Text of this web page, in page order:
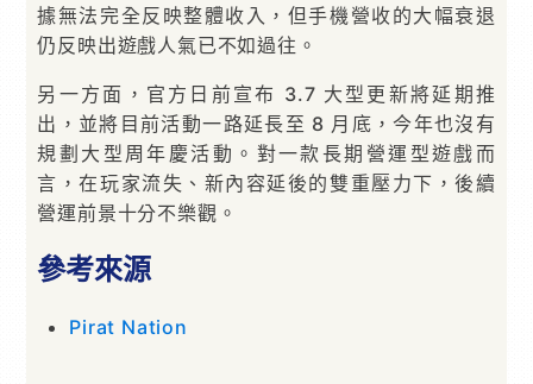
據無法完全反映整體收入，但手機營收的大幅衰退
仍反映出遊戲人氣已不如過往。
另一方面，官方日前宣布 3.7 大型更新將延期推
出，並將目前活動一路延長至 8 月底，今年也沒有
規劃大型周年慶活動。對一款長期營運型遊戲而
言，在玩家流失、新內容延後的雙重壓力下，後續
營運前景十分不樂觀。
參考來源
Pirat Nation